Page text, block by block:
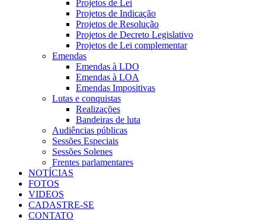
Projetos de Lei
Projetos de Indicação
Projetos de Resolução
Projetos de Decreto Legislativo
Projetos de Lei complementar
Emendas
Emendas à LDO
Emendas à LOA
Emendas Impositivas
Lutas e conquistas
Realizações
Bandeiras de luta
Audiências públicas
Sessões Especiais
Sessões Solenes
Frentes parlamentares
NOTÍCIAS
FOTOS
VIDEOS
CADASTRE-SE
CONTATO